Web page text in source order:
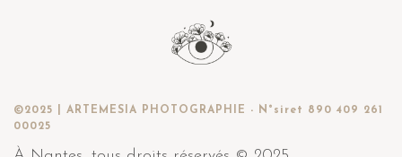
©2025 | ARTEMESIA PHOTOGRAPHIE - N°siret 890 409 261
00025